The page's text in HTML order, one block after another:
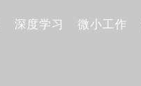
深度学习 微小工作